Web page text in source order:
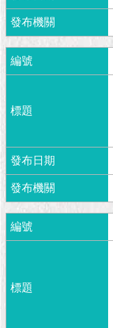
RSS
聯
絡
我
（陳
1999）